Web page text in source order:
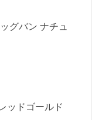
グバン ナチュ
ッドゴールド